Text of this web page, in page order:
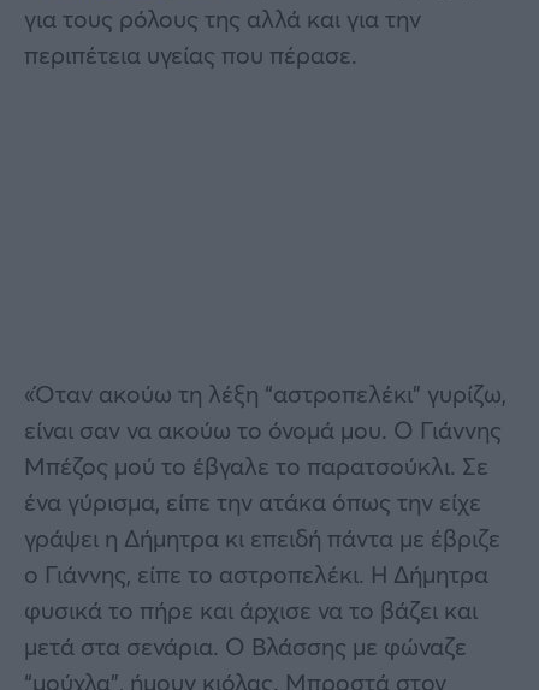
για τους ρόλους της αλλά και για την
περιπέτεια υγείας που πέρασε.
«Όταν ακούω τη λέξη “αστροπελέκι” γυρίζω,
είναι σαν να ακούω το όνομά μου. Ο Γιάννης
Μπέζος μού το έβγαλε το παρατσούκλι. Σε
ένα γύρισμα, είπε την ατάκα όπως την είχε
γράψει η Δήμητρα κι επειδή πάντα με έβριζε
ο Γιάννης, είπε το αστροπελέκι. Η Δήμητρα
φυσικά το πήρε και άρχισε να το βάζει και
μετά στα σενάρια. Ο Βλάσσης με φώναζε
“μούχλα”, ήμουν κιόλας. Μπροστά στον